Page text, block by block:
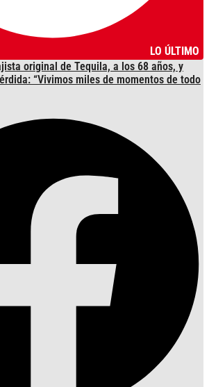
LO ÚLTIMO
original de Tequila, a los 68 años, y
“Vivimos miles de momentos de todo